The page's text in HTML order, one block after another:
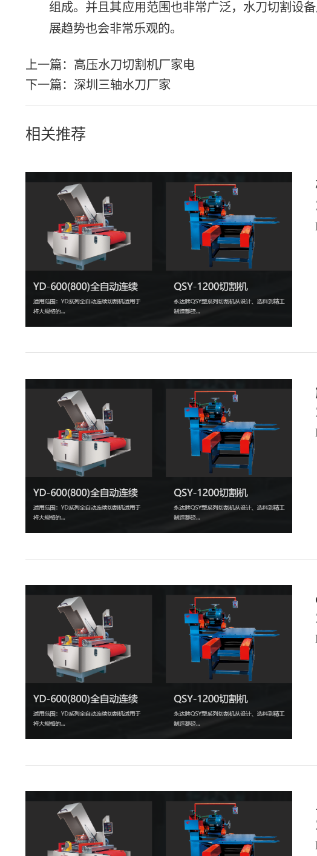
组成。并且其应用范围也非常广泛，水刀切割设
展趋势也会非常乐观的。
上一篇： 高压水刀切割机厂家电
下一篇： 深圳三轴水刀厂家
相关推荐